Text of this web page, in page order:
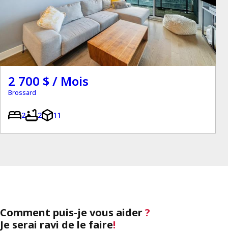
2 700 $ / Mois
Brossard
2 2 11
Comment puis-je vous aider?
Je serai ravi de le faire!